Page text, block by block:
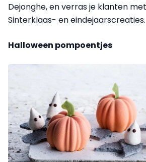
Dejonghe, en verras je klanten
Sinterklaas- en eindejaarscreaties.
Halloween pompoentjes